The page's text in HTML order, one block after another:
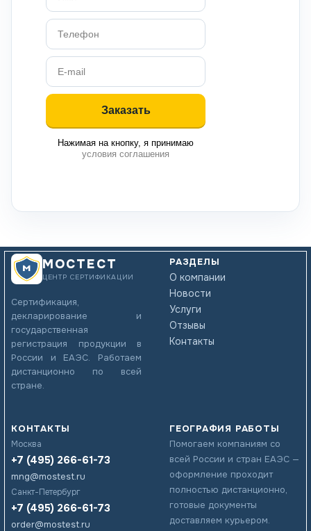
Нажимая на кнопку, я принимаю
условия соглашения
МОСТЕСТ
ЦЕНТР СЕРТИФИКАЦИИ
Сертификация,
декларирование и
государственная
регистрация продукции в
России и ЕАЭС. Работаем
дистанционно по всей
стране.
РАЗДЕЛЫ
О компании
Новости
Услуги
Отзывы
Контакты
КОНТАКТЫ
Москва
+7 (495) 266-61-73
mng@mostest.ru
Санкт-Петербург
+7 (495) 266-61-73
order@mostest.ru
ГЕОГРАФИЯ РАБОТЫ
Помогаем компаниям со
всей России и стран ЕАЭС —
оформление проходит
полностью дистанционно,
готовые документы
доставляем курьером.